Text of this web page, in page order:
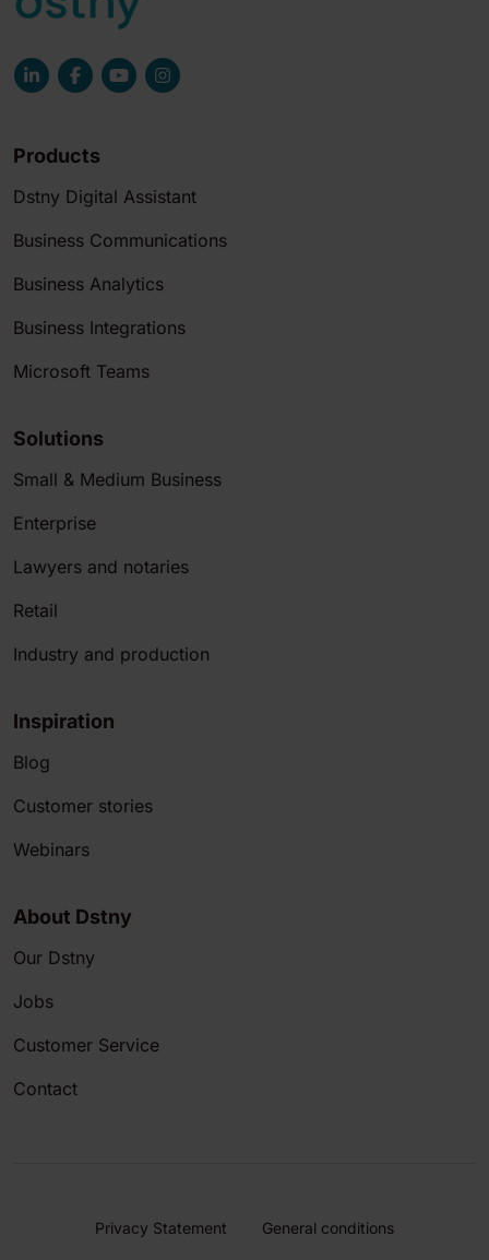
Products
Dstny Digital Assistant
Business Communications
Business Analytics
Business Integrations
Microsoft Teams
Solutions
Small & Medium Business
Enterprise
Lawyers and notaries
Retail
Industry and production
Inspiration
Blog
Customer stories
Webinars
About Dstny
Our Dstny
Jobs
Customer Service
Contact
Privacy Statement General conditions